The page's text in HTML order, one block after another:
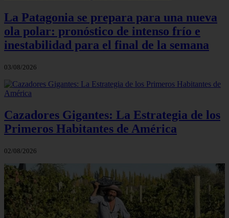
La Patagonia se prepara para una nueva
ola polar: pronóstico de intenso frío e
inestabilidad para el final de la semana
03/08/2026
Cazadores Gigantes: La Estrategia de los
Primeros Habitantes de América
02/08/2026